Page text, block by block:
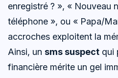
enregistré ? », « Nouveau
téléphone », ou « Papa/
accroches exploitent la
Ainsi, un sms suspect qui
financière mérite un gel